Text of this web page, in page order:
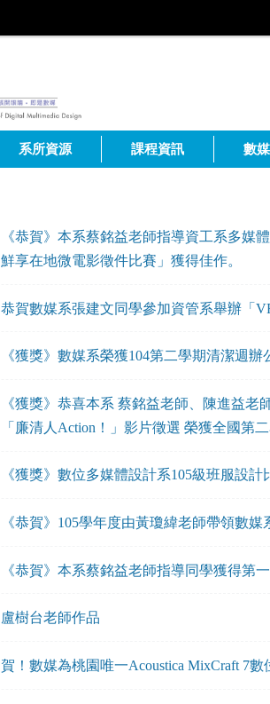
系所資源 課程資訊 數
《恭賀》本系蔡銘益老師指導資工系多媒
鮮享在地微電影徵件比賽」獲得佳作。
恭賀數媒系張建文同學參加資管系舉辦「
《獲獎》數媒系榮獲104第二學期清潔週辦
《獲獎》恭喜本系 蔡銘益老師、陳進益
「廉清人Action！」影片徵選 榮獲全國第二
《獲獎》數位多媒體設計系105級班服設計
《恭賀》105學年度由黃瓊緯老師帶領數
《恭賀》本系蔡銘益老師指導同學獲得第
盧樹台老師作品
賀！數媒為桃園唯一Acoustica MixCraft 7